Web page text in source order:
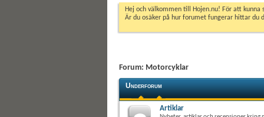
Hej och välkommen till Hojen.nu! För att
Är du osäker på hur forumet fungerar hittar du
Forum: Motorcyklar
Underforum
Artiklar